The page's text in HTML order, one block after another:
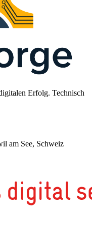
Erfolg. Technisch
am See, Schweiz